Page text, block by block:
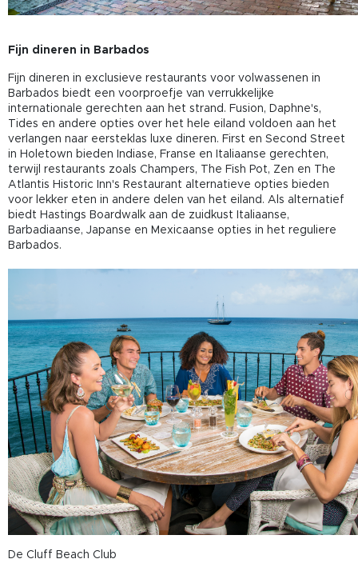
Fijn dineren in Barbados
Fijn dineren in exclusieve restaurants voor volwassenen in
Barbados biedt een voorproefje van verrukkelijke
internationale gerechten aan het strand. Fusion, Daphne's,
Tides en andere opties over het hele eiland voldoen aan het
verlangen naar eersteklas luxe dineren. First en Second Street
in Holetown bieden Indiase, Franse en Italiaanse gerechten,
terwijl restaurants zoals Champers, The Fish Pot, Zen en The
Atlantis Historic Inn's Restaurant alternatieve opties bieden
voor lekker eten in andere delen van het eiland. Als alternatief
biedt Hastings Boardwalk aan de zuidkust Italiaanse,
Barbadiaanse, Japanse en Mexicaanse opties in het reguliere
Barbados.
De Cluff Beach Club